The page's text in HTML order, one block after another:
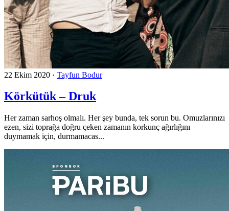
22 Ekim 2020 · Tayfun Bodur
Körkütük – Druk
Her zaman sarhoş olmalı. Her şey bunda, tek sorun bu. Omuzlarınızı
ezen, sizi toprağa doğru çeken zamanın korkunç ağırlığını
duymamak için, durmamacas...